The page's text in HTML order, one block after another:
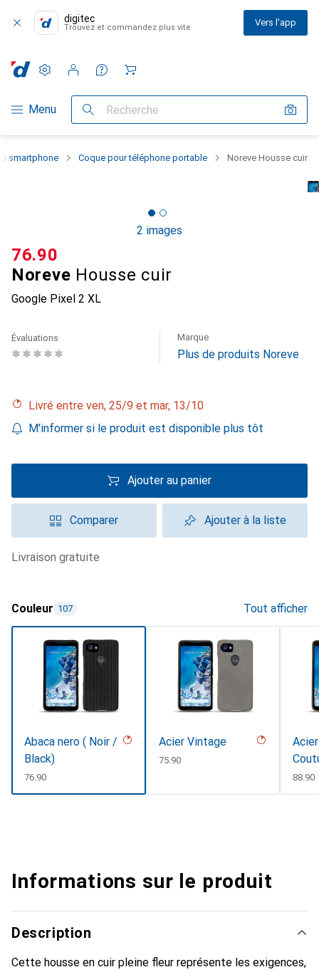
digitec
Trouvez et commandez plus vite Vers l'app
Navigation par catégorie
Menu Recherche
Paramètres
Compte client
Listes de comparaison
Listes d'envies
Panier
smartphone Coque pour téléphone portable Noreve Housse cuir
2 images
Noreve Housse cuir
Google Pixel 2 XL
CHF
76.90
Évaluations Marque
Plus de produits Noreve
Livré entre ven, 25/9 et mar, 13/10
M'informer si le produit est disponible plus tôt
Ajouter au panier
Comparer Ajouter à la liste
livraison gratuite
Couleur 107 Tout afficher
Abaca nero ( Noir /
Black)
CHF
76.90
Acier Vintage
CHF
75.90
CHF
88.90
Informations sur le produit
Description
Cette housse en cuir pleine fleur représente les exigences,